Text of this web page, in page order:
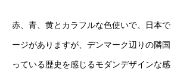
赤、青、黄とカラフルな色使いで、日本
ージがありますが、デンマーク辺りの隣
っている歴史を感じるモダンデザインな感